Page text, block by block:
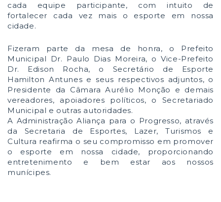
cada equipe participante, com intuito de
fortalecer cada vez mais o esporte em nossa
cidade.
Fizeram parte da mesa de honra, o Prefeito
Municipal Dr. Paulo Dias Moreira, o Vice-Prefeito
Dr. Edison Rocha, o Secretário de Esporte
Hamilton Antunes e seus respectivos adjuntos, o
Presidente da Câmara Aurélio Monção e demais
vereadores, apoiadores políticos, o Secretariado
Municipal e outras autoridades.
A Administração Aliança para o Progresso, através
da Secretaria de Esportes, Lazer, Turismos e
Cultura reafirma o seu compromisso em promover
o esporte em nossa cidade, proporcionando
entretenimento e bem estar aos nossos
munícipes.